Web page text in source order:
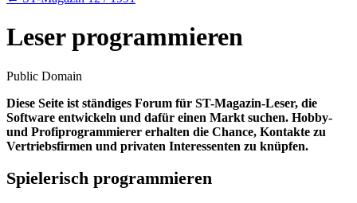
Leser programmieren
Public Domain
Diese Seite ist ständiges Forum für ST-Magazin-Leser, die
Software entwickeln und dafür einen Markt suchen. Hobby-
und Profiprogrammierer erhalten die Chance, Kontakte zu
Vertriebsfirmen und privaten Interessenten zu knüpfen.
Spielerisch programmieren